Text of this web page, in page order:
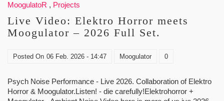
MoogulatoR , Projects
Live Video: Elektro Horror meets
Moogulator – 2026 Full Set.
Posted On 06 Feb. 2026 - 14:47 Moogulator 0
Psych Noise Performance - Live 2026. Collaboration of Elektro
Horror & Moogulator.Listen! - die carefully!Elektrohorror +